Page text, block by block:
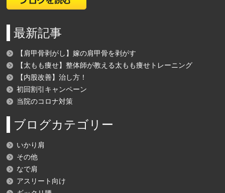
最新記事
【肩甲骨剥がし】嫁の肩甲骨を剥がす
【太もも痩せ】整体師が教える太もも痩せトレーニング
【内股改善】治し方！
初回割引キャンペーン
当院のコロナ対策
ブログカテゴリー
いかり肩
その他
なで肩
アスリート向け